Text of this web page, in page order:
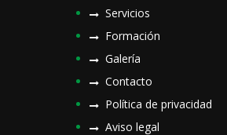
Servicios
Formación
Galería
Contacto
Política de privacidad
Aviso legal